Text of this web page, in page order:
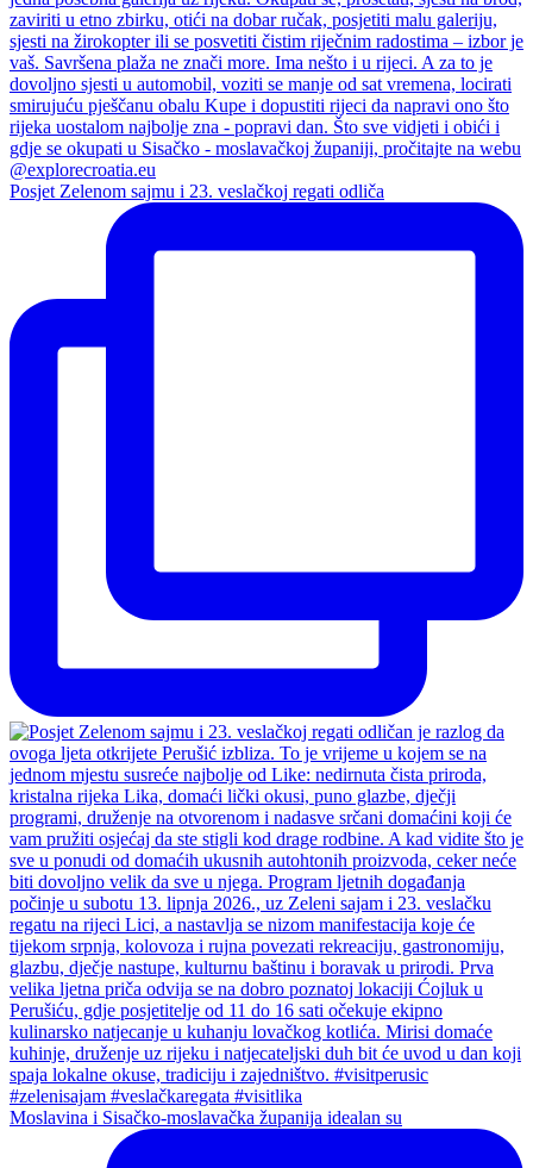
Posjet Zelenom sajmu i 23. veslačkoj regati odliča
Moslavina i Sisačko-moslavačka županija idealan su